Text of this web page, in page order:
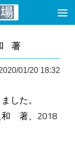
著
01/20 18:32
した。
和 著、2018